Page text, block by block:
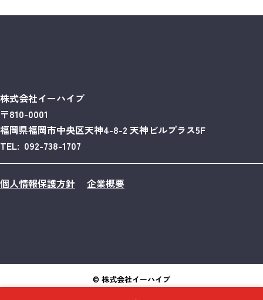
株式会社イーハイブ
〒810-0001
福岡県福岡市中央区天神4-8-2 天神ビルプラス5F
TEL: 092-738-1707
個人情報保護方針 企業概要
© 株式会社イーハイブ